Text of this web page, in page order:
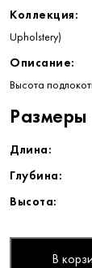
Коллекция:
Upholstery)
Описание:
Высота
Размеры
Длина:
Глубина:
Высота:
В